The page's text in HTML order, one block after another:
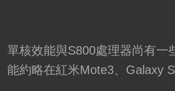
單核效能與S800處理器尚有一
能約略在紅米Mote3、Galaxy